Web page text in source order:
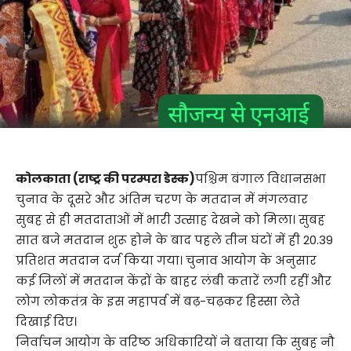
कोलकाता (राष्ट्र की परम्परा डेस्क)पश्चिम बंगाल विधानसभा
चुनाव के दूसरे और अंतिम चरण के मतदान में मंगलवार
सुबह से ही मतदाताओं में भारी उत्साह देखने को मिला। सुबह
सात बजे मतदान शुरू होने के बाद पहले तीन घंटों में ही 20.39
प्रतिशत मतदान दर्ज किया गया। चुनाव आयोग के अनुसार
कई जिलों में मतदान केंद्रों के बाहर लंबी कतारें लगी रहीं और
लोग लोकतंत्र के इस महापर्व में बढ़-चढ़कर हिस्सा लेते
दिखाई दिए।
निर्वाचन आयोग के वरिष्ठ अधिकारियों ने बताया कि सुबह नौ